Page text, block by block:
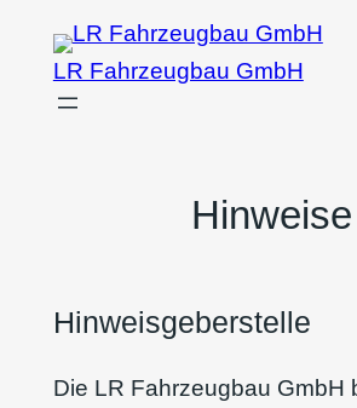
Inhalt
springen
LR Fahrzeugbau GmbH
Hinweise
Hinweisgeberstelle
Die LR Fahrzeugbau GmbH